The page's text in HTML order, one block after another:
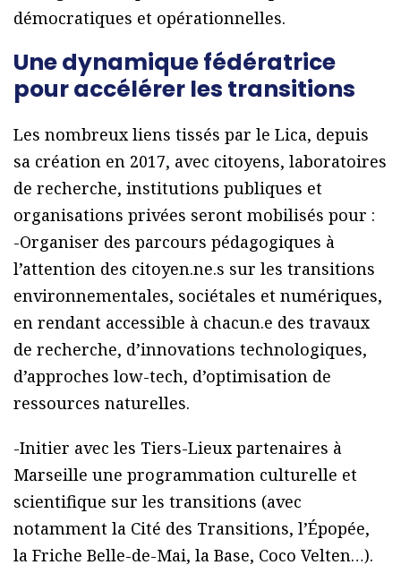
démocratiques et opérationnelles.
Une dynamique fédératrice
pour accélérer les transitions
Les nombreux liens tissés par le Lica, depuis
sa création en 2017, avec citoyens, laboratoires
de recherche, institutions publiques et
organisations privées seront mobilisés pour :
-Organiser des parcours pédagogiques à
l’attention des citoyen.ne.s sur les transitions
environnementales, sociétales et numériques,
en rendant accessible à chacun.e des travaux
de recherche, d’innovations technologiques,
d’approches low-tech, d’optimisation de
ressources naturelles.
-Initier avec les Tiers-Lieux partenaires à
Marseille une programmation culturelle et
scientifique sur les transitions (avec
notamment la Cité des Transitions, l’Épopée,
la Friche Belle-de-Mai, la Base, Coco Velten…).